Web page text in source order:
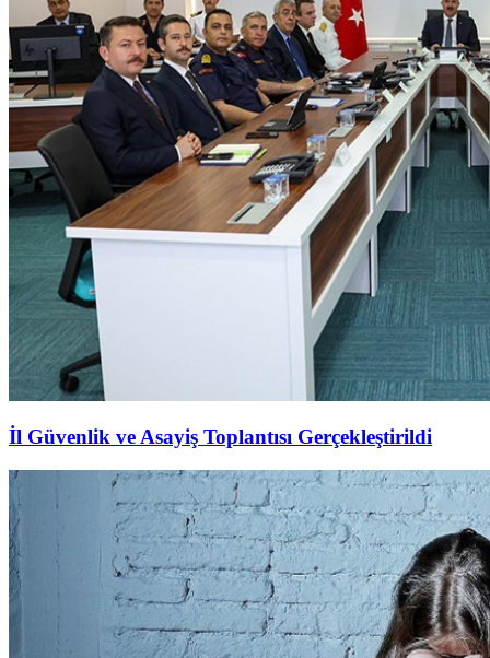
İl Güvenlik ve Asayiş Toplantısı Gerçekleştirildi